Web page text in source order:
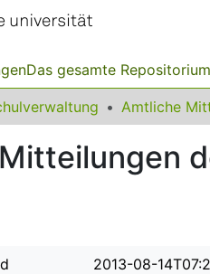
Das gesamte Repositorium
2013-08-